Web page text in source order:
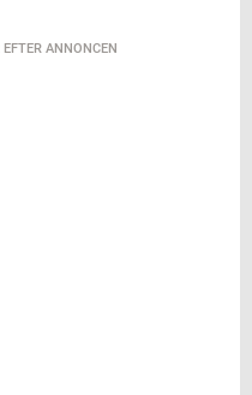
ANNONCEN